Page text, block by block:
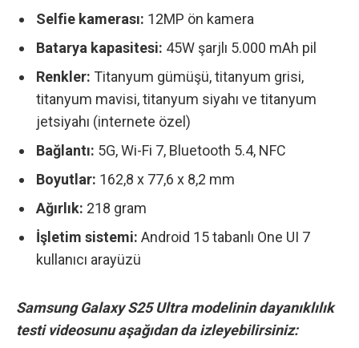
Selfie kamerası: 12MP ön kamera
Batarya kapasitesi: 45W şarjlı 5.000 mAh pil
Renkler: Titanyum gümüşü, titanyum grisi,
titanyum mavisi, titanyum siyahı ve titanyum
jetsiyahı (internete özel)
Bağlantı: 5G, Wi-Fi 7, Bluetooth 5.4, NFC
Boyutlar: 162,8 x 77,6 x 8,2 mm
Ağırlık: 218 gram
İşletim sistemi: Android 15 tabanlı One UI 7
kullanıcı arayüzü
Samsung Galaxy S25 Ultra modelinin dayanıklılık
testi videosunu aşağıdan da izleyebilirsiniz: